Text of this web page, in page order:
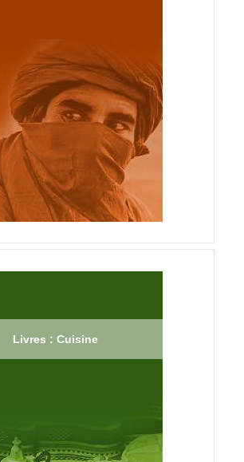
Livres : Cuisine